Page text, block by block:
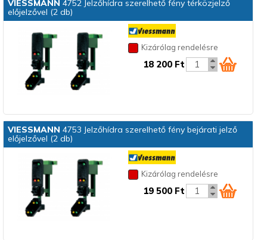
VIESSMANN 4752 Jelzőhídra szerelhető fény térközjelző
előjelzővel (2 db)
Kizárólag rendelésre
18 200 Ft
VIESSMANN 4753 Jelzőhídra szerelhető fény bejárati jelző
előjelzővel (2 db)
Kizárólag rendelésre
19 500 Ft